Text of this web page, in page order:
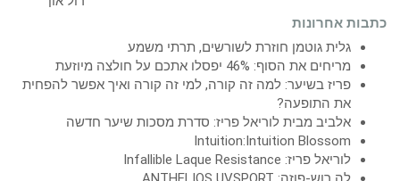
כתבות אחרונות
גלית גוטמן חוזרת לשורשים, תרתי משמע
מריחים את הסוף: 46% יפסלו אתכם על חולצה מיוזעת
פריז בשיער: למה זה קורה, למי זה קורה ואיך אפשר להפחית
את התופעה?
אלביב מבית לוריאל פריז: סדרת מסכות שיער חדשה
Intuition:Intuition Blossom
לוריאל פריז: Infallible Laque Resistance